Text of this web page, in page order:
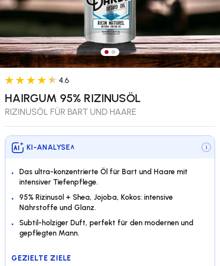
Bild 1 in Galerieansicht laden
Bild 2 in Galerieansicht
4.6
HAIRGUM 95% RIZINUSÖL
RIZINUSÖL FÜR BART UND HAARE
KI-ANALYSE∨ i
Das ultra-konzentrierte Öl für Bart und Haare mit
intensiver Tiefenpflege.
95% Rizinusöl + Shea, Jojoba, Kokos: intensive
Nährstoffe und Glanz.
Subtil-holziger Duft, perfekt für den modernen und
gepflegten Mann.
GEZIELTE ZIELE